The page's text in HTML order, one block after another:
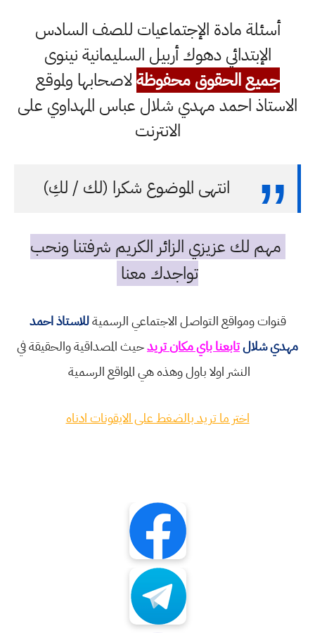
أسئلة مادة الإجتماعيات للصف السادس
الإبتدائي دهوك أربيل السليمانية نينوى
جميع الحقوق محفوظةلاصحابها ولموقع
الاستاذ احمد مهدي شلال عباس المهداوي على
الانترنت
انتهى الموضوع شكرا (لك / لكِ)
مهم لك عزيزي الزائر الكريم شرفتنا ونحب
تواجدك معنا
قنوات ومواقع التواصل الاجتماعي الرسميةللاستاذ احمد
مهدي شلالتابعنا باي مكان تريدحيث المصداقية والحقيقة في
النشر اولا باول وهذه هي المواقع الرسمية
اختر ما تريد بالضغط على الايقونات ادناه